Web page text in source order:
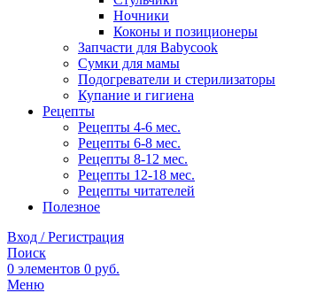
Ночники
Коконы и позиционеры
Запчасти для Babycook
Сумки для мамы
Подогреватели и стерилизаторы
Купание и гигиена
Рецепты
Рецепты 4-6 мес.
Рецепты 6-8 мес.
Рецепты 8-12 мес.
Рецепты 12-18 мес.
Рецепты читателей
Полезное
Вход / Регистрация
Поиск
0 элементов 0 руб.
Меню